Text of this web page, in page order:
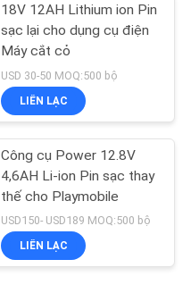
18V 12AH Lithium ion Pin
sạc lại cho dụng cụ điện
Máy cắt cỏ
USD 30-50 MOQ:500 bộ
LIÊN LẠC
Công cụ Power 12.8V
4,6AH Li-ion Pin sạc thay
thế cho Playmobile
USD150- USD189 MOQ:500 bộ
LIÊN LẠC